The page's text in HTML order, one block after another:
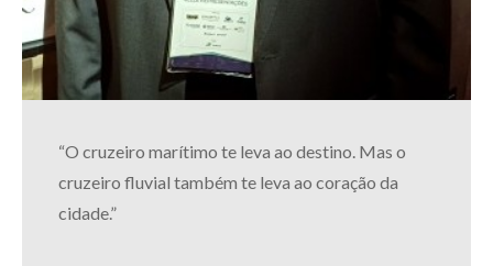
“O cruzeiro marítimo te leva ao destino. Mas o
cruzeiro fluvial também te leva ao coração da
cidade.”